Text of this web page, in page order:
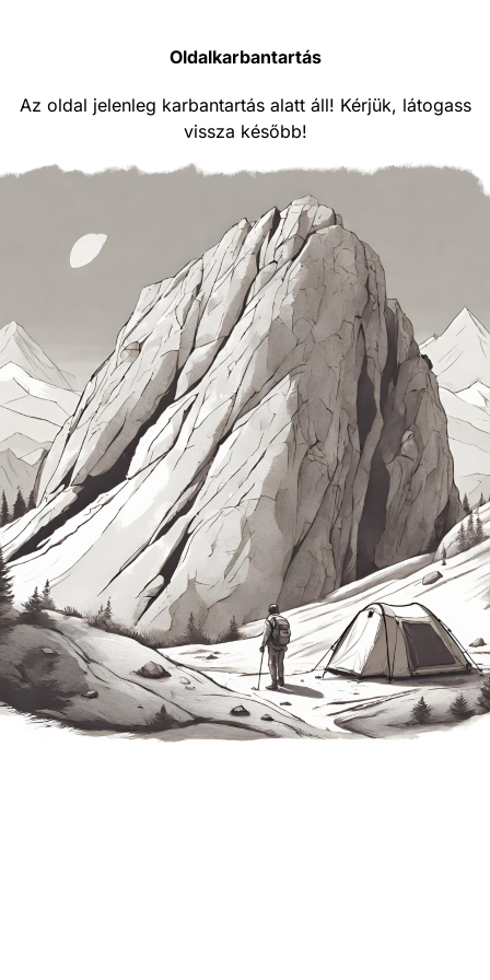
Oldalkarbantartás
Az oldal jelenleg karbantartás alatt áll! Kérjük, látogass
vissza később!